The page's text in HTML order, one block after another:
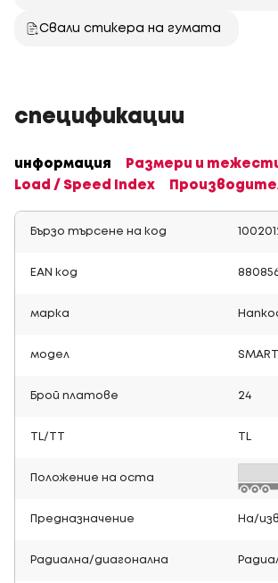
Свали стикера на гумата
спецификации
информация
Размери и
Load / Speed Index
Бързо търсене на код
EAN код
марка
модел
Брой платове 24
TL/TT
Положение на оста
Предназначение На/
Радиална/диагонална